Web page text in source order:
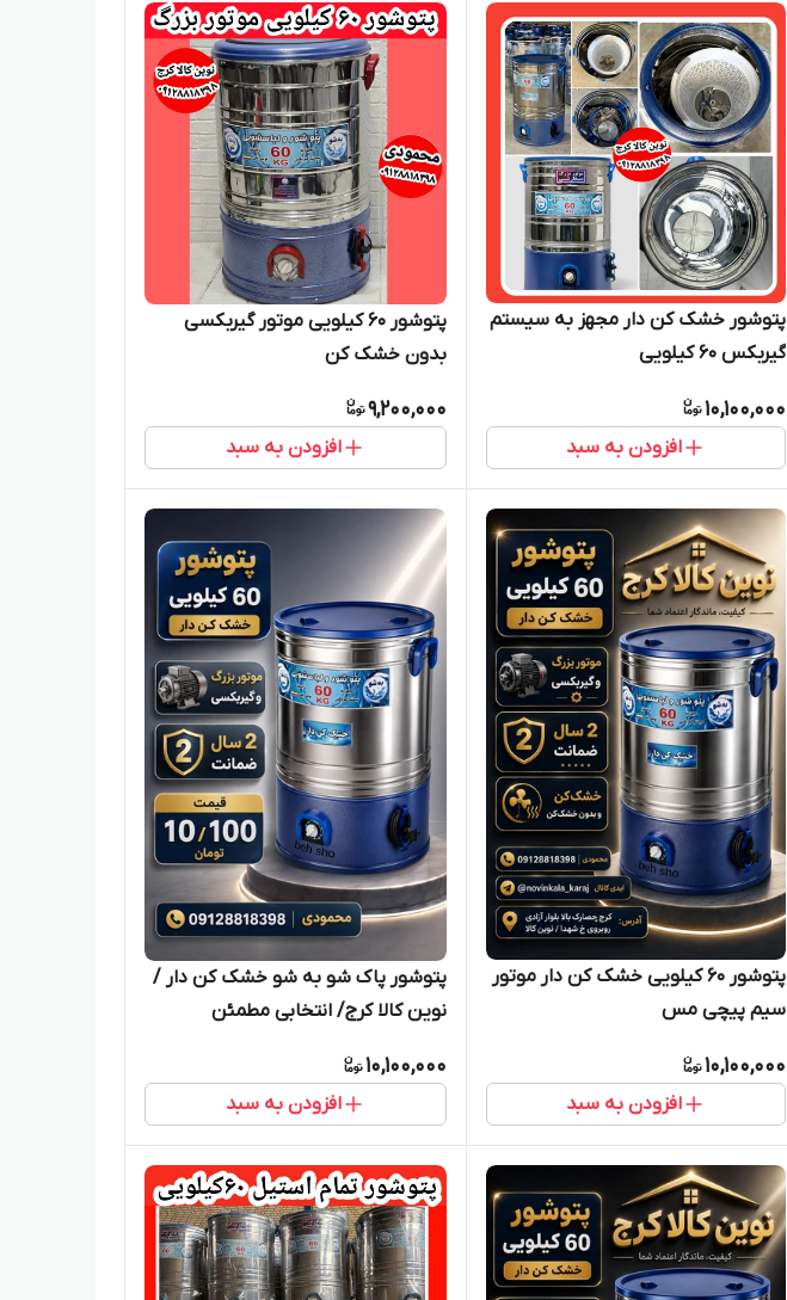
پتوشور خشک کن دار مجهز به سیستم
گیربکس ۶۰ کیلویی
10,100,000
افزودن به سبد
پتوشور ۶۰ کیلویی موتور گیربکسی
بدون خشک کن
9,200,000
افزودن به سبد
پتوشور ۶۰ کیلویی خشک کن دار موتور
سیم پیچی مس
10,100,000
افزودن به سبد
پتوشور پاک شو به شو خشک کن دار /
نوین کالا کرج/ انتخابی مطمئن
10,100,000
افزودن به سبد